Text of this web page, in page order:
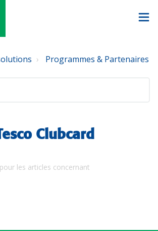
Programmes & Partenaires
Clubcard
les articles concernant